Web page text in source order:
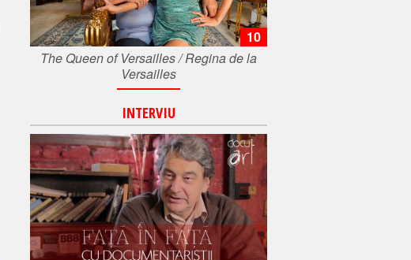
The Queen of Versailles / Regina de la
Versailles
10
INTERVIU